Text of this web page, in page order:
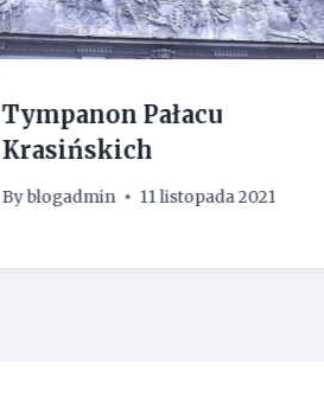
Tympanon Pałacu
Krasińskich
Byblogadmin 11 listopada 2021